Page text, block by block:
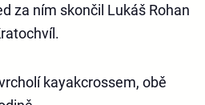
za ním skončil Lukáš Rohan
kayakcrossem, obě